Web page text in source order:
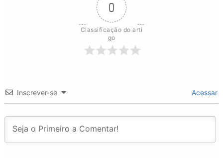
0
Classificação do arti
go
Inscrever-se Acessar